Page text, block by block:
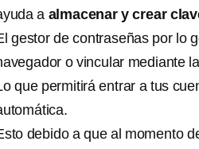
a almacenar y crear
gestor de contraseñas por lo
o vincular mediante
que permitirá entrar a tus
debido a que al momento